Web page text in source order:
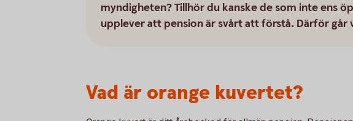
myndigheten? Tillhör du kanske de som inte ens
upplever att pension är svårt att förstå. Därför
Vad är orange kuvertet?